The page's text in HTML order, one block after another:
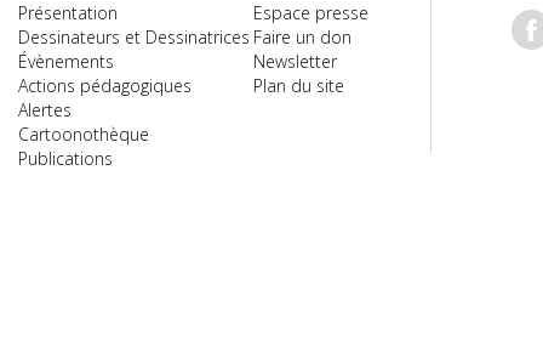
Présentation
Dessinateurs et Dessinatrices
Évènements
Actions pédagogiques
Alertes
Cartoonothèque
Publications
Espace presse
Faire un don
Newsletter
Plan du site